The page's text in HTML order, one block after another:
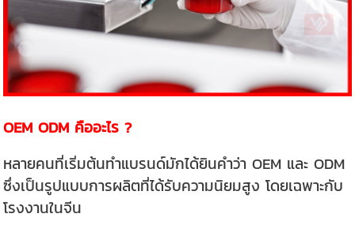
OEM ODM คืออะไร ?
หลายคนที่เริ่มต้นทำแบรนด์มักได้ยินคำว่า OEM และ ODM
ซึ่งเป็นรูปแบบการผลิตที่ได้รับความนิยมสูง โดยเฉพาะกับ
โรงงานในจีน